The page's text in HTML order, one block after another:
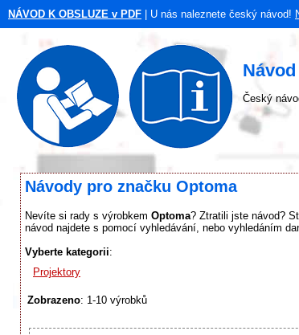
NÁVOD K OBSLUZE v PDF | U nás naleznete český návod!
Český
Návody pro značku Optoma
Nevíte si rady s výrobkem Optoma? Ztratili jste návod?
návod najdete s pomocí vyhledávání, nebo vyhledáním
Vyberte kategorii:
Projektory
Zobrazeno: 1-10 výrobků